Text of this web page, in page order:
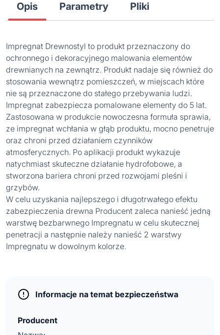
Opis Parametry Pliki
Impregnat Drewnostyl to produkt przeznaczony do
ochronnego i dekoracyjnego malowania elementów
drewnianych na zewnątrz. Produkt nadaje się również do
stosowania wewnątrz pomieszczeń, w miejscach które
nie są przeznaczone do stałego przebywania ludzi.
Impregnat zabezpiecza pomalowane elementy do 5 lat.
Zastosowana w produkcie nowoczesna formuła sprawia,
ze impregnat wchłania w głąb produktu, mocno penetruje
oraz chroni przed działaniem czynników
atmosferycznych. Po aplikacji produkt wykazuje
natychmiast skuteczne działanie hydrofobowe, a
stworzona bariera chroni przed rozwojami pleśni i
grzybów.
W celu uzyskania najlepszego i długotrwałego efektu
zabezpieczenia drewna Producent zaleca nanieść jedną
warstwę bezbarwnego Impregnatu w celu skutecznej
penetracji a następnie należy nanieść 2 warstwy
Impregnatu w dowolnym kolorze.
Informacje na temat bezpieczeństwa
Producent